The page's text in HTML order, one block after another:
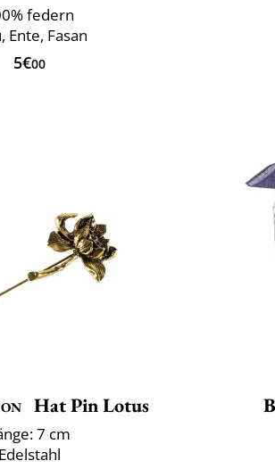
federn
Ente, Fasan
5€00
Hat Pin Lotus
7 cm
Edelstahl